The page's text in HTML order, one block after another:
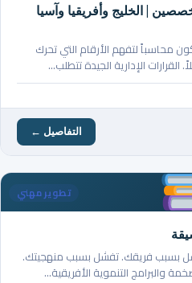
| الخليج وأفريقيا وآسيا
محاسباً لتفهم الأرقام التي تحرك
الإدارية الجيدة تتطلب…
التفاصيل ←
تطوير مهني
بسبب فريقك. تفشل بسبب منهجيتك.